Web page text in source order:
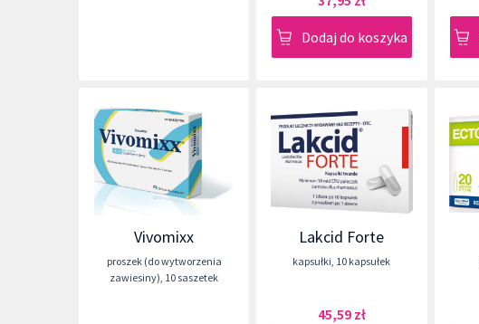
Dodaj do koszyka
Vivomixx
proszek (do wytworzenia
zawiesiny) 10 saszetek
Lakcid Forte
kapsułki 10 kapsułek
45,59 zł